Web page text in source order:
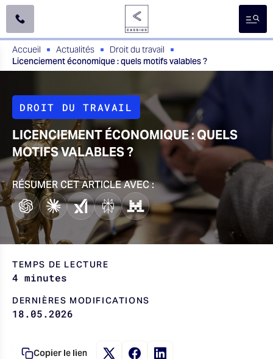
e
i
e
n
t
a
u
Accueil Actualités
Droit du travail
Licenciement économique : quels motifs valables ?
DROIT DU TRAVAIL
LICENCIEMENT ÉCONOMIQUE : QUELS
MOTIFS VALABLES ?
RÉSUMER CET ARTICLE AVEC :
TEMPS DE LECTURE
4 minutes
DERNIÈRES MODIFICATIONS
18.05.2026
Copier le lien